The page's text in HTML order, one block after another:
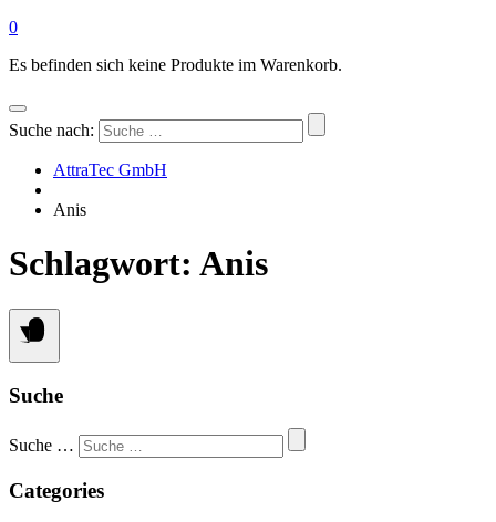
0
Es befinden sich keine Produkte im Warenkorb.
Suche nach:
AttraTec GmbH
Anis
Schlagwort: Anis
Suche
Suche …
Categories